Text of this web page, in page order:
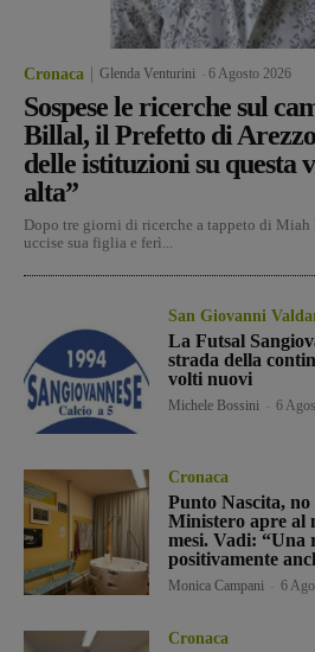
Cronaca Glenda Venturini 6 Agosto 2026
Sospese le ricerche sul
Billal, il Prefetto di
delle istituzioni su questa
alta”
Dopo tre giorni di ricerche a tappeto di
uccise sua figlia e ferì...
San Giovanni
La Futsal
strada della
volti nuovi
Michele Bossini 6
Cronaca
Punto Nascita,
Ministero apre al
mesi. Vadi: “Una
positivamente
Monica Campani 6
Cronaca